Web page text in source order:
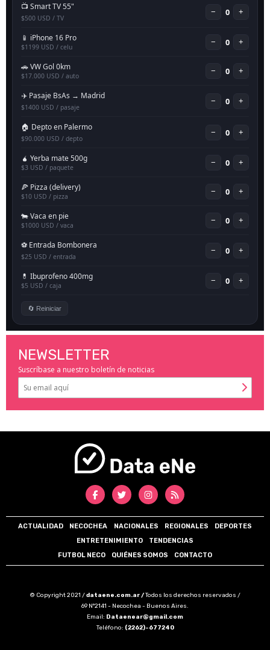
NEWSLETTER
Suscríbase a nuestro boletín de noticias
ACTUALIDAD NECOCHEA NACIONALES REGIONALES
DEPORTES
ENTRETENIMIENTO
TENDENCIAS
FUTBOL NECO
QUIÉNES SOMOS CONTACTO
© Copyright 2021 /dataene.com.ar /Todos los derechos reservados /
69 N°2141 - Necochea - Buenos Aires.
Email: Dataenear@gmail.com
Teléfono: (2262)-677240